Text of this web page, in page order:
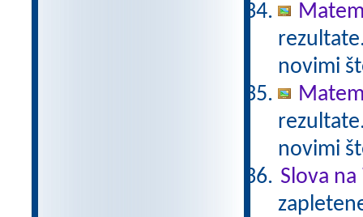
novimi
novimi
Slova na